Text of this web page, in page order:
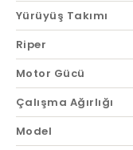
Yürüyüş Takımı
Riper
Motor Gücü
Çalışma Ağırlığı
Model